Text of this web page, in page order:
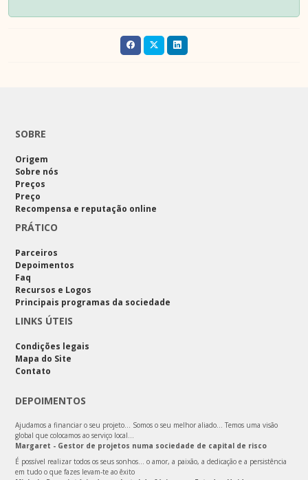
SOBRE
Origem
Sobre nós
Preços
Preço
Recompensa e reputação online
PRÁTICO
Parceiros
Depoimentos
Faq
Recursos e Logos
Principais programas da sociedade
LINKS ÚTEIS
Condições legais
Mapa do Site
Contato
DEPOIMENTOS
Ajudamos a financiar o seu projeto… Somos o seu melhor aliado… Temos uma visão
global que colocamos ao serviço local…
Margaret - Gestor de projetos numa sociedade de capital de risco
É possível realizar todos os seus sonhos… o amor, a paixão, a dedicação e a persistência
em tudo o que fazes levam-te ao êxito